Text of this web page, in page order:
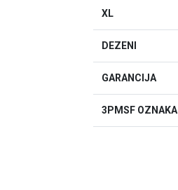
XL
DEZENI
GARANCIJA
3PMSF OZNAKA